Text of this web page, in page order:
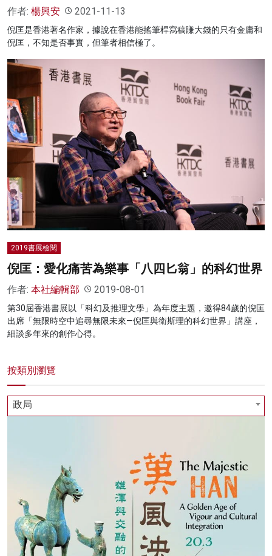
作者: 楊興安 2021-11-13
倪匡是香港著名作家，據說在香港能搖筆桿寫稿賺大錢的只有金庸和
倪匡，不知是否事實，但筆者相信極了。
2019書展檢閱
倪匡：愛化痛苦為樂事「八四匕翁」的科幻世界
作者: 本社編輯部 2019-08-01
第30屆香港書展以「科幻及推理文學」為年度主題，邀得84歲的倪匡
出席「無限時空中追尋無限未來—倪匡與衛斯理的科幻世界」講座，
細談多年來的創作心得。
按類別瀏覽
政局